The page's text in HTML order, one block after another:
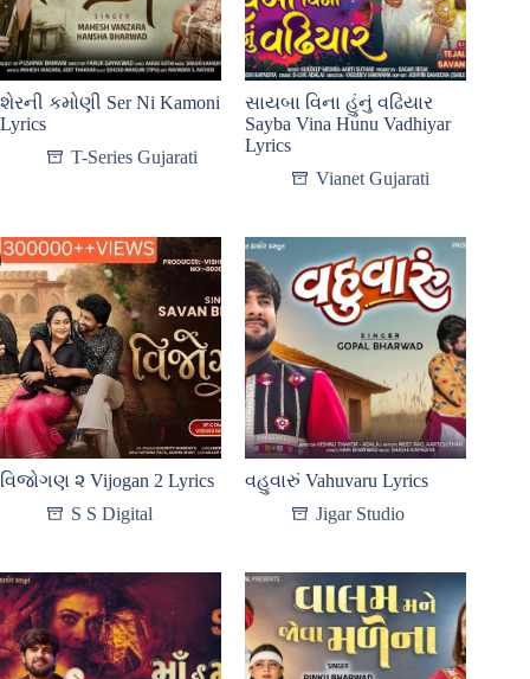
શેરની કમોણી Ser Ni Kamoni
Lyrics
T-Series Gujarati
સાયબા વિના હુંનું વઢિયાર
Sayba Vina Hunu Vadhiyar
Lyrics
Vianet Gujarati
વિજોગણ ૨ Vijogan 2 Lyrics
S S Digital
વહુવારું Vahuvaru Lyrics
Jigar Studio